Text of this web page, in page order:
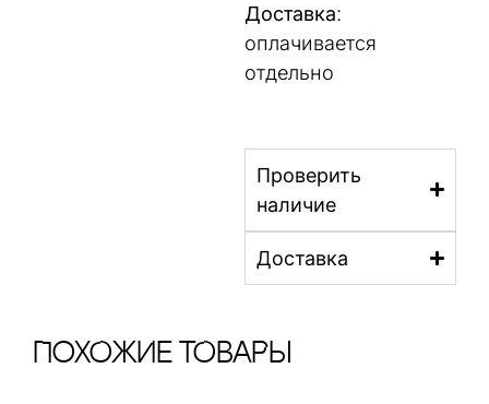
Доставка:
оплачивается
отдельно
Проверить
наличие
Доставка
ПохОжИе тОваРы